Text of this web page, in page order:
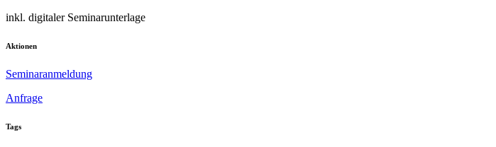
inkl. digitaler Seminarunterlage
Aktionen
Seminaranmeldung
Anfrage
Tags